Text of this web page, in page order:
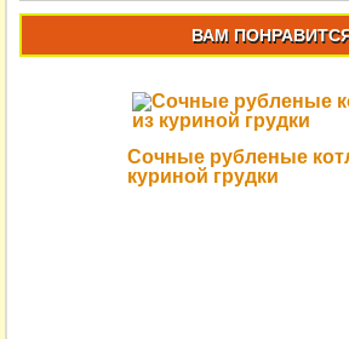
ВАМ
Сочные рубленые
куриной грудки